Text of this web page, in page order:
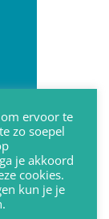
ervoor te
zo soepel
je akkoord
cookies.
kun je je